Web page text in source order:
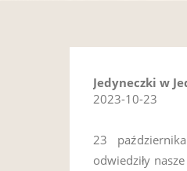
Jedyneczki w
2023-10-23
23
odwiedziły